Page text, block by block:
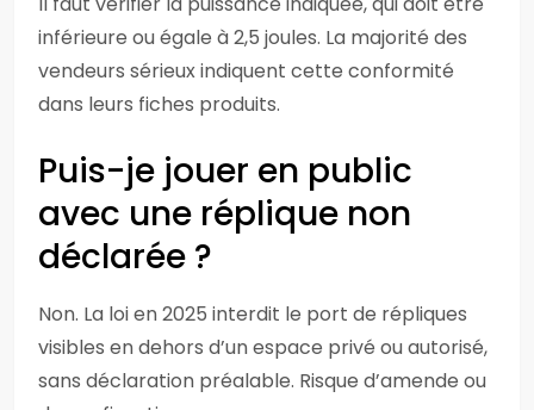
inférieure ou égale à 2,5 joules. La majorité des
vendeurs sérieux indiquent cette conformité
dans leurs fiches produits.
Puis-je jouer en public
avec une réplique non
déclarée ?
Non. La loi en 2025 interdit le port de répliques
visibles en dehors d’un espace privé ou autorisé,
sans déclaration préalable. Risque d’amende ou